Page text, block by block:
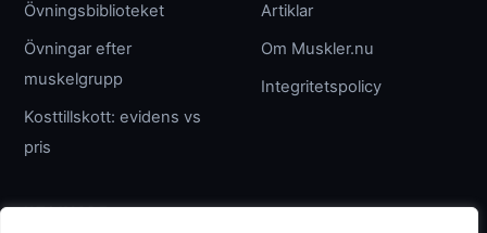
Övningsbiblioteket
Övningar efter
muskelgrupp
Kosttillskott: evidens vs
pris
Artiklar
Om Muskler.nu
Integritetspolicy
UTGIVARE